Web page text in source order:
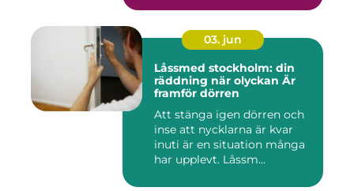
03. jun
Låssmed stockholm: din
räddning när olyckan Är
framför dörren
Att stänga igen dörren och
inse att nycklarna är kvar
inuti är en situation många
har upplevt. Låssm...